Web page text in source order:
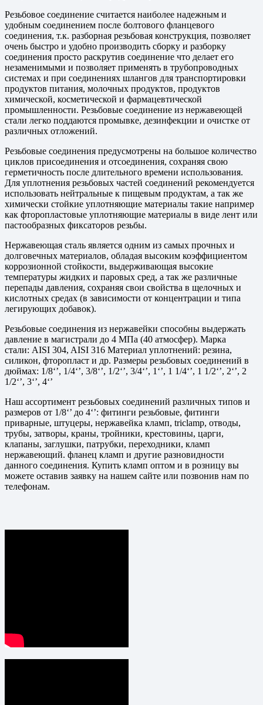
Резьбовое соединение считается наиболее надежным и
удобным соединением после болтового фланцевого
соединения, т.к. разборная резьбовая конструкция, позволяет
очень быстро и удобно производить сборку и разборку
соединения просто раскрутив соединение что делает его
незаменимыми и позволяет применять в трубопроводных
системах и при соединениях шлангов для транспортировки
продуктов питания, молочных продуктов, продуктов
химической, косметической и фармацевтической
промышленности. Резьбовые соединение из нержавеющей
стали легко поддаются промывке, дезинфекции и очистке от
различных отложений.
Резьбовые соединения предусмотрены на большое количество
циклов присоединения и отсоединения, сохраняя свою
герметичность после длительного времени использования.
Для уплотнения резьбовых частей соединений рекомендуется
использовать нейтральные к пищевым продуктам, а так же
химически стойкие уплотняющие материалы такие например
как фторопластовые уплотняющие материалы в виде лент или
пастообразных фиксаторов резьбы.
Нержавеющая сталь является одним из самых прочных и
долговечных материалов, обладая высоким коэффициентом
коррозионной стойкости, выдерживающая высокие
температуры жидких и паровых сред, а так же различные
перепады давления, сохраняя свои свойства в щелочных и
кислотных средах (в зависимости от концентрации и типа
легирующих добавок).
Резьбовые соединения из нержавейки способны выдержать
давление в магистрали до 4 МПа (40 атмосфер). Марка
стали: AISI 304, AISI 316 Материал уплотнений: резина,
силикон, фторопласт и др. Размеры резьбовых соединений в
дюймах: 1/8‘’, 1/4‘’, 3/8‘’, 1/2‘’, 3/4‘’, 1‘’, 1 1/4‘’, 1 1/2‘’, 2‘’, 2
1/2‘’, 3‘’, 4‘’
Наш ассортимент резьбовых соединений различных типов и
размеров от 1/8‘’ до 4‘’: фитинги резьбовые, фитинги
приварные, штуцеры, нержавейка кламп, triclamp, отводы,
трубы, затворы, краны, тройники, крестовины, царги,
клапаны, заглушки, патрубки, переходники, кламп
нержавеющий. фланец кламп и другие разновидности
данного соединения. Купить кламп оптом и в розницу вы
можете оставив заявку на нашем сайте или позвонив нам по
телефонам.